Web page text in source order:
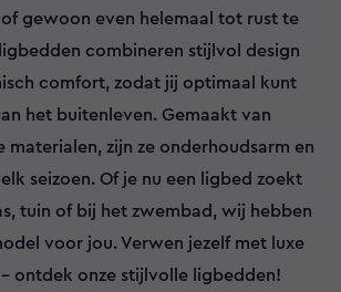
of gewoon even helemaal tot rust te
combineren stijlvol design
comfort, zodat jij optimaal kunt
het buitenleven. Gemaakt van
materialen, zijn ze onderhoudsarm en
seizoen. Of je nu een ligbed zoekt
tuin of bij het zwembad, wij hebben
voor jou. Verwen jezelf met luxe
ontdek onze stijlvolle ligbedden!